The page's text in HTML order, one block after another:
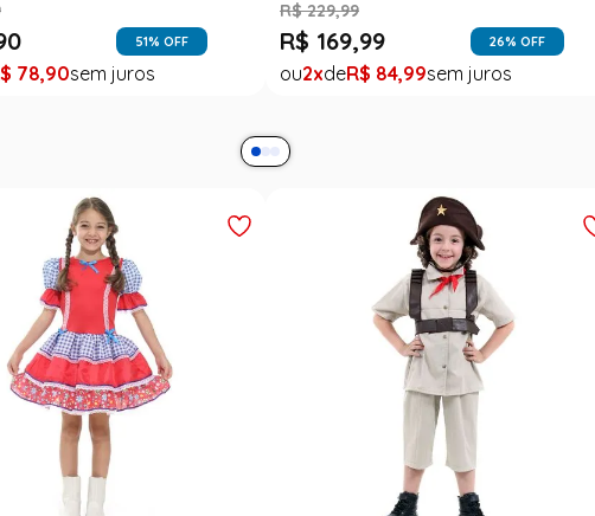
Junina Bebê Menina
Saia Infantil Festa Junina Carimbó